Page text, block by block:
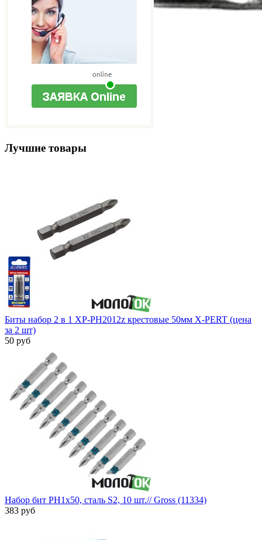
Лучшие товары
Биты набор 2 в 1 XP-PH2012z крестовые 50мм X-PERT (цена
за 2 шт)
50 руб
Набор бит PH1х50, сталь S2, 10 шт.// Gross (11334)
383 руб